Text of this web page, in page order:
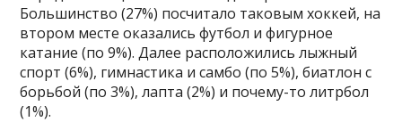
Большинство (27%) посчитало таковым хоккей, на
втором месте оказались футбол и фигурное
катание (по 9%). Далее расположились лыжный
спорт (6%), гимнастика и самбо (по 5%), биатлон с
борьбой (по 3%), лапта (2%) и почему-то литрбол
(1%).